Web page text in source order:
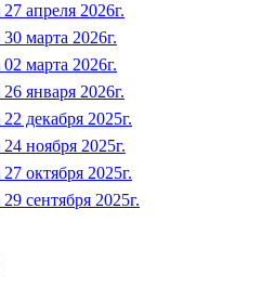
апреля 2026г.
марта 2026г.
марта 2026г.
января 2026г.
декабря 2025г.
ноября 2025г.
октября 2025г.
сентября 2025г.